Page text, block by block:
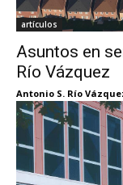
artículos
Asuntos en
Río Vázquez
Antonio S. Río